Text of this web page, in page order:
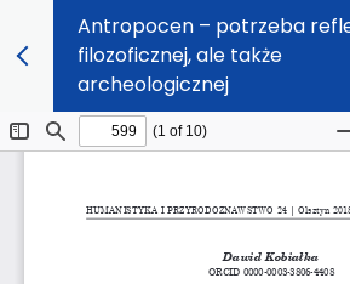
Antropocen – potrzeba
filozoficznej, ale także
archeologicznej